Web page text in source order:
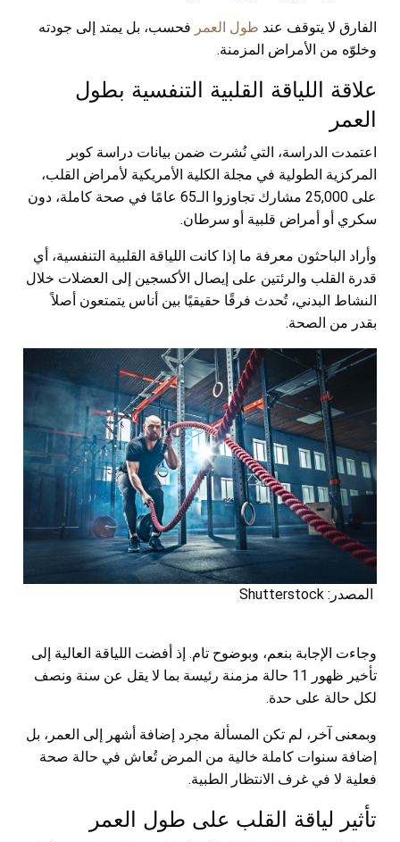
الفارق لا يتوقف عند طول العمر فحسب، بل يمتد إلى جودته
وخلوّه من الأمراض المزمنة.
علاقة اللياقة القلبية التنفسية بطول
العمر
اعتمدت الدراسة، التي نُشرت ضمن بيانات دراسة كوبر
المركزية الطولية في مجلة الكلية الأمريكية لأمراض القلب،
على 25,000 مشارك تجاوزوا الـ65 عامًا في صحة كاملة، دون
سكري أو أمراض قلبية أو سرطان.
وأراد الباحثون معرفة ما إذا كانت اللياقة القلبية التنفسية، أي
قدرة القلب والرئتين على إيصال الأكسجين إلى العضلات خلال
النشاط البدني، تُحدث فرقًا حقيقيًا بين أناس يتمتعون أصلاً
بقدر من الصحة.
المصدر: Shutterstock
وجاءت الإجابة بنعم، وبوضوح تام. إذ أفضت اللياقة العالية إلى
تأخير ظهور 11 حالة مزمنة رئيسة بما لا يقل عن سنة ونصف
لكل حالة على حدة.
وبمعنى آخر، لم تكن المسألة مجرد إضافة أشهر إلى العمر، بل
إضافة سنوات كاملة خالية من المرض تُعاش في حالة صحة
فعلية لا في غرف الانتظار الطبية.
تأثير لياقة القلب على طول العمر